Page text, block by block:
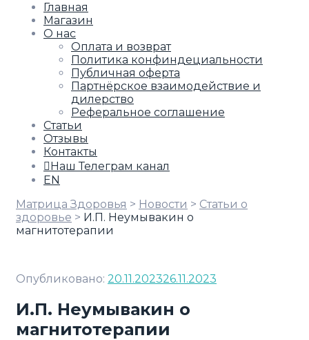
Главная
Магазин
О нас
Оплата и возврат
Политика конфиндециальности
Публичная оферта
Партнёрское взаимодействие и
дилерство
Реферальное соглашение
Статьи
Отзывы
Контакты
Наш Телеграм канал
EN
Матрица Здоровья > Новости > Статьи о
здоровье > И.П. Неумывакин о
магнитотерапии
Опубликовано: 20.11.202326.11.2023
И.П. Неумывакин о
магнитотерапии